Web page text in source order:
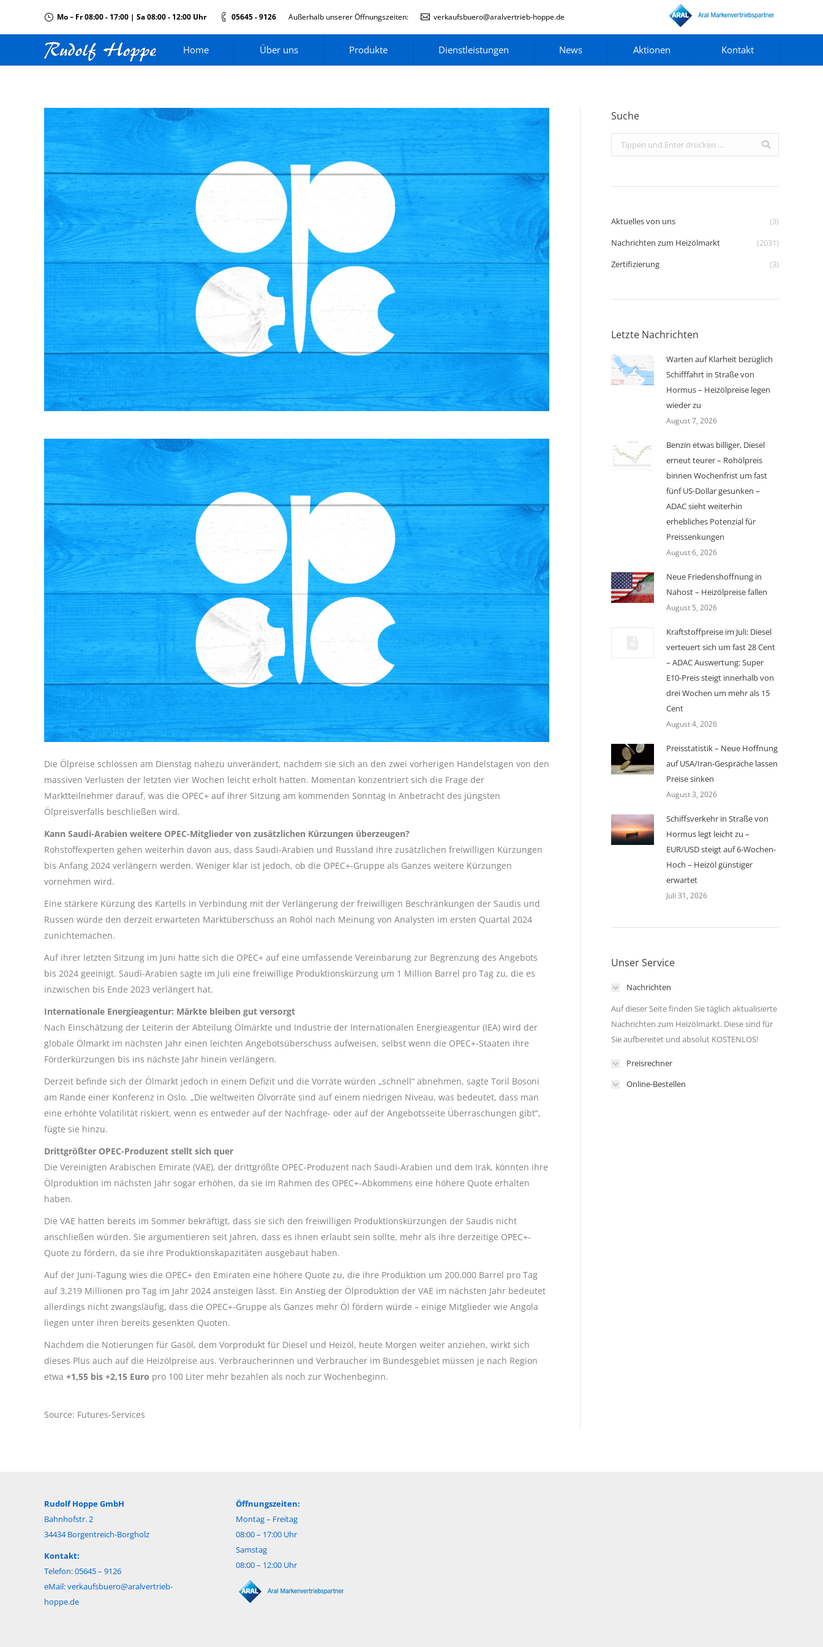
Mo – Fr 08:00 - 17:00 | Sa 08:00 - 12:00 Uhr 05645 - 9126 Außerhalb unserer Öffnungszeiten: verkaufsbuero@aralvertrieb-hoppe.de
Home Über uns Produkte Dienstleistungen News Aktionen Kontakt
Die Ölpreise schlossen am Dienstag nahezu unverändert, nachdem sie sich an den zwei vorherigen Handelstagen von den
massiven Verlusten der letzten vier Wochen leicht erholt hatten. Momentan konzentriert sich die Frage der
Marktteilnehmer darauf, was die OPEC+ auf ihrer Sitzung am kommenden Sonntag in Anbetracht des jüngsten
Ölpreisverfalls beschließen wird.
Kann Saudi-Arabien weitere OPEC-Mitglieder von zusätzlichen Kürzungen überzeugen?
Rohstoffexperten gehen weiterhin davon aus, dass Saudi-Arabien und Russland ihre zusätzlichen freiwilligen Kürzungen
bis Anfang 2024 verlängern werden. Weniger klar ist jedoch, ob die OPEC+-Gruppe als Ganzes weitere Kürzungen
vornehmen wird.
Eine stärkere Kürzung des Kartells in Verbindung mit der Verlängerung der freiwilligen Beschränkungen der Saudis und
Russen würde den derzeit erwarteten Marktüberschuss an Rohöl nach Meinung von Analysten im ersten Quartal 2024
zunichtemachen.
Auf ihrer letzten Sitzung im Juni hatte sich die OPEC+ auf eine umfassende Vereinbarung zur Begrenzung des Angebots
bis 2024 geeinigt. Saudi-Arabien sagte im Juli eine freiwillige Produktionskürzung um 1 Million Barrel pro Tag zu, die es
inzwischen bis Ende 2023 verlängert hat.
Internationale Energieagentur: Märkte bleiben gut versorgt
Nach Einschätzung der Leiterin der Abteilung Ölmärkte und Industrie der Internationalen Energieagentur (IEA) wird der
globale Ölmarkt im nächsten Jahr einen leichten Angebotsüberschuss aufweisen, selbst wenn die OPEC+-Staaten ihre
Förderkürzungen bis ins nächste Jahr hinein verlängern.
Derzeit befinde sich der Ölmarkt jedoch in einem Defizit und die Vorräte würden „schnell“ abnehmen, sagte Toril Bosoni
am Rande einer Konferenz in Oslo. „Die weltweiten Ölvorräte sind auf einem niedrigen Niveau, was bedeutet, dass man
eine erhöhte Volatilität riskiert, wenn es entweder auf der Nachfrage- oder auf der Angebotsseite Überraschungen gibt“,
fügte sie hinzu.
Drittgrößter OPEC-Produzent stellt sich quer
Die Vereinigten Arabischen Emirate (VAE), der drittgrößte OPEC-Produzent nach Saudi-Arabien und dem Irak, könnten ihre
Ölproduktion im nächsten Jahr sogar erhöhen, da sie im Rahmen des OPEC+-Abkommens eine höhere Quote erhalten
haben.
Die VAE hatten bereits im Sommer bekräftigt, dass sie sich den freiwilligen Produktionskürzungen der Saudis nicht
anschließen würden. Sie argumentieren seit Jahren, dass es ihnen erlaubt sein sollte, mehr als ihre derzeitige OPEC+-
Quote zu fördern, da sie ihre Produktionskapazitäten ausgebaut haben.
Auf der Juni-Tagung wies die OPEC+ den Emiraten eine höhere Quote zu, die ihre Produktion um 200.000 Barrel pro Tag
auf 3,219 Millionen pro Tag im Jahr 2024 ansteigen lässt. Ein Anstieg der Ölproduktion der VAE im nächsten Jahr bedeutet
allerdings nicht zwangsläufig, dass die OPEC+-Gruppe als Ganzes mehr Öl fördern würde – einige Mitglieder wie Angola
liegen unter ihren bereits gesenkten Quoten.
Nachdem die Notierungen für Gasöl, dem Vorprodukt für Diesel und Heizöl, heute Morgen weiter anziehen, wirkt sich
dieses Plus auch auf die Heizölpreise aus. Verbraucherinnen und Verbraucher im Bundesgebiet müssen je nach Region
etwa +1,55 bis +2,15 Euro pro 100 Liter mehr bezahlen als noch zur Wochenbeginn.
Source: Futures-Services
Suche
Search:
Aktuelles von uns
(3)
Nachrichten zum Heizölmarkt
(2031)
Zertifizierung
(3)
Letzte Nachrichten
Warten auf Klarheit bezüglich
Schifffahrt in Straße von
Hormus – Heizölpreise legen
wieder zu
August 7, 2026
Benzin etwas billiger, Diesel
erneut teurer – Rohölpreis
binnen Wochenfrist um fast
fünf US-Dollar gesunken –
ADAC sieht weiterhin
erhebliches Potenzial für
Preissenkungen
August 6, 2026
Neue Friedenshoffnung in
Nahost – Heizölpreise fallen
August 5, 2026
Kraftstoffpreise im Juli: Diesel
verteuert sich um fast 28 Cent
– ADAC Auswertung: Super
E10-Preis steigt innerhalb von
drei Wochen um mehr als 15
Cent
August 4, 2026
Preisstatistik – Neue Hoffnung
auf USA/Iran-Gespräche lassen
Preise sinken
August 3, 2026
Schiffsverkehr in Straße von
Hormus legt leicht zu –
EUR/USD steigt auf 6-Wochen-
Hoch – Heizöl günstiger
erwartet
Juli 31, 2026
Unser Service
Nachrichten
Auf dieser Seite finden Sie täglich aktualisierte
Nachrichten zum Heizölmarkt. Diese sind für
Sie aufbereitet und absolut KOSTENLOS!
Preisrechner
Online-Bestellen
Rudolf Hoppe GmbH
Bahnhofstr. 2
34434 Borgentreich-Borgholz
Kontakt:
Telefon: 05645 – 9126
eMail:verkaufsbuero@aralvertrieb-
hoppe.de
Öffnungszeiten:
Montag – Freitag
08:00 – 17:00 Uhr
Samstag
08:00 – 12:00 Uhr